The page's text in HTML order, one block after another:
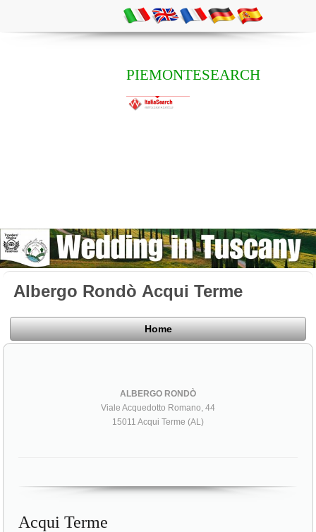
PIEMONTESEARCH
Albergo Rondò Acqui Terme
Home
ALBERGO RONDÒ
Viale Acquedotto Romano, 44
15011 Acqui Terme (AL)
Acqui Terme